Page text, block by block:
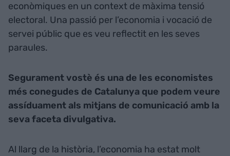
econòmiques en un context de màxima tensió
electoral. Una passió per l’economia i vocació de
servei públic que es veu reflectit en les seves
paraules.
Segurament vostè és una de les economistes
més conegudes de Catalunya que podem veure
assíduament als mitjans de comunicació amb la
seva faceta divulgativa.
Al llarg de la història, l’economia ha estat molt